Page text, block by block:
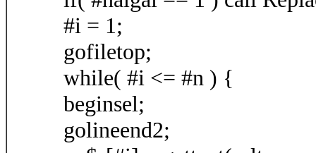
#i = 1;
gofiletop;
while( #i <= #n ) {
beginsel;
golineend2;